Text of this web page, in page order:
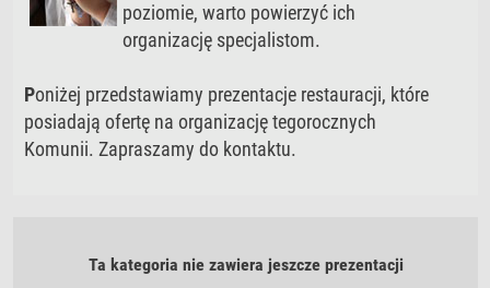
poziomie, warto powierzyć ich
organizację specjalistom.
Poniżej przedstawiamy prezentacje restauracji, które
posiadają ofertę na organizację tegorocznych
Komunii. Zapraszamy do kontaktu.
Ta kategoria nie zawiera jeszcze prezentacji